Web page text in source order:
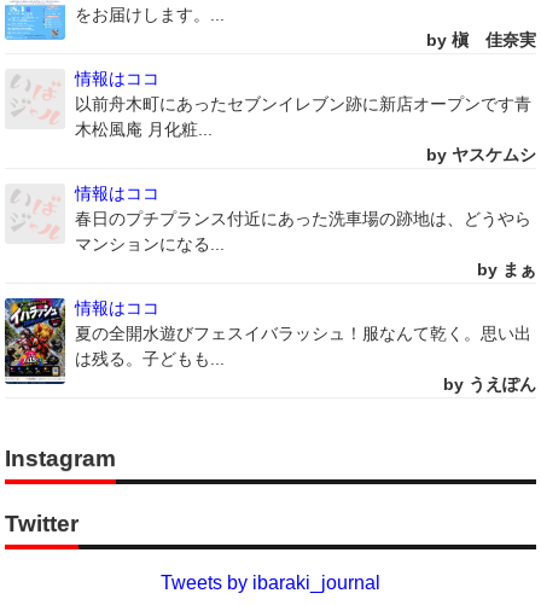
をお届けします。...
by 槇 佳奈実
情報はココ
以前舟木町にあったセブンイレブン跡に新店オープンです青
木松風庵 月化粧...
by ヤスケムシ
情報はココ
春日のプチプランス付近にあった洗車場の跡地は、どうやら
マンションになる...
by まぁ
情報はココ
夏の全開水遊びフェスイバラッシュ！服なんて乾く。思い出
は残る。子どもも...
by うえぽん
Instagram
Twitter
Tweets by ibaraki_journal